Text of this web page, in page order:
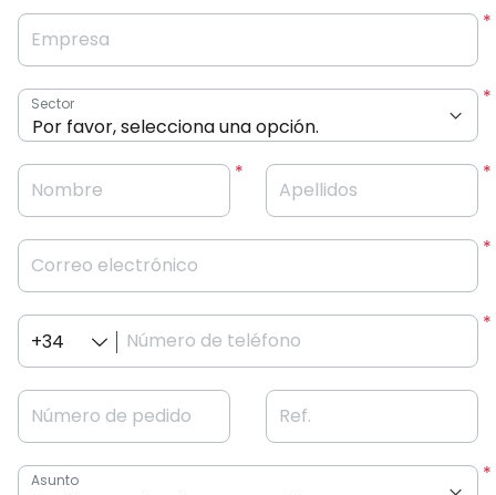
Empresa
Sector
Nombre Apellidos
Correo electrónico
Número de teléfono
+34
Número de pedido Ref.
Asunto